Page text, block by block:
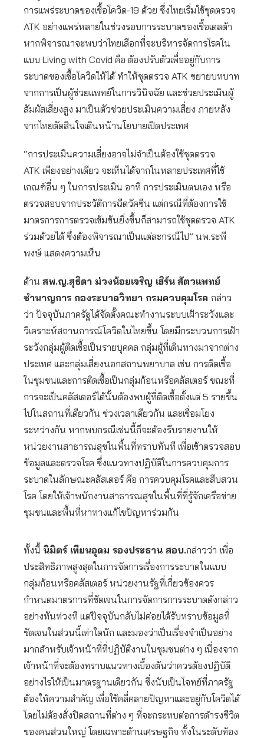
การแพร่ระบาดของเชื้อโควิด-19 ด้วย ซึ่งไทยเริ่มใช้ชุดตรวจ
ATK อย่างแพร่หลายในช่วงรอบการระบาดของเชื้อเดลต้า
หากพิจารณาจะพบว่าไทยเลือกที่จะบริหารจัดการโรคใน
แบบ Living with Covid คือ ต้องปรับตัวเพื่ออยู่กับการ
ระบาดของเชื้อโควิดให้ได้ ทำให้ชุดตรวจ ATK ขยายบทบาท
จากการเป็นผู้ช่วยแพทย์ในการวินิจฉัย และช่วยประเมินผู้
สัมผัสเสี่ยงสูง มาเป็นตัวช่วยประเมินความเสี่ยง ภายหลัง
จากไทยตัดสินใจเดินหน้านโยบายเปิดประเทศ
“การประเมินความเสี่ยงอาจไม่จำเป็นต้องใช้ชุดตรวจ
ATK เพียงอย่างเดียว จะเห็นได้จากในหลายประเทศที่ใช้
เกณฑ์อื่น ๆ ในการประเมิน อาทิ การประเมินตนเอง หรือ
ตรวจสอบจากประวัติการฉีดวัคซีน แต่กรณีที่ต้องการใช้
มาตรการการตรวจเข้มข้นยิ่งขึ้นก็สามารถใช้ชุดตรวจ ATK
ร่วมด้วยได้ ซึ่งต้องพิจารณาเป็นแต่ละกรณีไป” นพ.ระพี
พงษ์ แสดงความเห็น
ด้าน สพ.ญ.สุธิดา ม่วงน้อยเจริญ เฮิร์น สัตวแพทย์
ชำนาญการ กองระบาดวิทยา กรมควบคุมโรค กล่าว
ว่า ปัจจุบันภาครัฐได้จัดตั้งคณะทำงานระบบเฝ้าระวังและ
วิเคราะห์สถานการณ์โควิดในไทยขึ้น โดยมีกระบวนการเฝ้า
ระวังกลุ่มผู้ติดเชื้อเป็นรายบุคคล กลุ่มผู้ที่เดินทางมาจากต่าง
ประเทศ และกลุ่มเสี่ยงนอกสถานพยาบาล เช่น การติดเชื้อ
ในชุมชนและการติดเชื้อเป็นกลุ่มก้อนหรือคลัสเตอร์ ขณะที่
การจะเป็นคลัสเตอร์ได้นั้นต้องพบผู้ที่ติดเชื้อตั้งแต่ 5 รายขึ้น
ไปในสถานที่เดียวกัน ช่วงเวลาเดียวกัน และเชื่อมโยง
ระหว่างกัน หากพบกรณีเช่นนี้ก็จะต้องรีบรายงานให้
หน่วยงานสาธารณสุขในพื้นที่ทราบทันที เพื่อเข้าตรวจสอบ
ข้อมูลและตรวจโรค ซึ่งแนวทางปฏิบัติในการควบคุมการ
ระบาดในลักษณะคลัสเตอร์ คือ การควบคุมโรคและสืบสวน
โรค โดยให้เจ้าพนักงานสาธารณสุขในพื้นที่ที่รู้จักเครือข่าย
ชุมชนและพื้นที่หาทางแก้ไขปัญหาร่วมกัน
ทั้งนี้ นิมิตร์ เทียนอุดม รองประธาน สอบ.กล่าวว่า เพื่อ
ประสิทธิภาพสูงสุดในการจัดการเรื่องการระบาดในแบบ
กลุ่มก้อนหรือคลัสเตอร์ หน่วยงานรัฐที่เกี่ยวข้องควร
กำหนดมาตรการที่ชัดเจนในการจัดการการระบาดดังกล่าว
อย่างทันท่วงที แต่ปัจจุบันกลับไม่ค่อยได้รับทราบข้อมูลที่
ชัดเจนในส่วนนี้เท่าใดนัก และมองว่าเป็นเรื่องจำเป็นอย่าง
มากสำหรับเจ้าหน้าที่ที่ปฏิบัติงานในชุมชนต่าง ๆ เนื่องจาก
เจ้าหน้าที่จะต้องทราบแนวทางเบื้องต้นว่าควรต้องปฏิบัติ
อย่างไรให้เป็นมาตรฐานเดียวกัน ซึ่งนับเป็นโจทย์ที่ภาครัฐ
ต้องให้ความสำคัญ เพื่อใช้คลี่คลายปัญหาและอยู่กับโควิดได้
โดยไม่ต้องสั่งปิดสถานที่ต่าง ๆ ที่จะกระทบต่อการดำรงชีวิต
ของคนส่วนใหญ่ โดยเฉพาะด้านเศรษฐกิจ ทั้งในระดับท้อง